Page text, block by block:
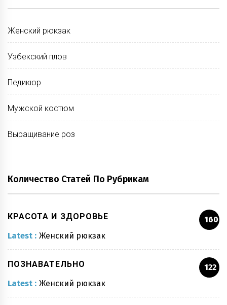
Женский рюкзак
Узбекский плов
Педикюр
Мужской костюм
Выращивание роз
Количество Статей По Рубрикам
КРАСОТА И ЗДОРОВЬЕ
160
Latest : Женский рюкзак
ПОЗНАВАТЕЛЬНО
122
Latest : Женский рюкзак